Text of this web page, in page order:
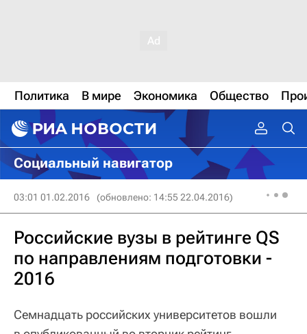
Политика В мире Экономика Общество
Социальный навигатор
03:01 01.02.2016 (обновлено: 14:55 22.04.2016)
Российские вузы в рейтинге QS
по направлениям подготовки -
2016
Семнадцать российских университетов вошли